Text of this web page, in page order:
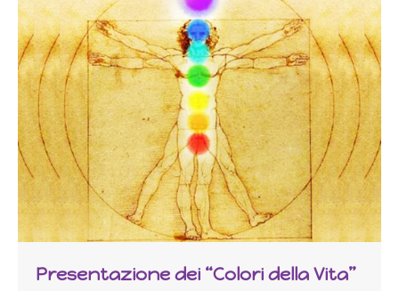
Presentazione dei “Colori della Vita”